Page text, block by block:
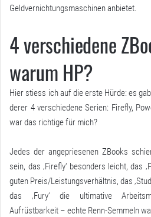
Geldvernichtungsmaschinen anbietet.
4 verschiedene
warum HP?
Hier stiess ich auf die erste Hürde: es
derer 4 verschiedene Serien: Firefly,
war das richtige für mich?
Jedes der angepriesenen ZBooks
sein, das ‚Firefly‘ besonders leicht, das
guten Preis/Leistungsverhältnis, das
das ‚Fury‘ die ultimative
Aufrüstbarkeit – echte Renn-Semmeln